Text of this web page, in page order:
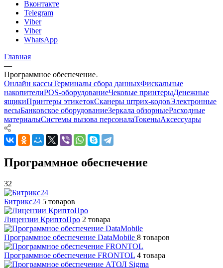
Вконтакте
Telegram
Viber
Viber
WhatsApp
Главная
—
Программное обеспечение
Онлайн кассыТерминалы сбора данныхФискальные
накопителиPOS-оборудованиеЧековые принтерыДенежные
ящикиПринтеры этикетокСканеры штрих-кодовЭлектронные
весыБанковское оборудованиеЗеркала обзорныеРасходные
материалыСистемы вызова персоналаТокеныАксессуары
Программное обеспечение
32
Битрикс24 5 товаров
Лицензии КриптоПро 2 товара
Программное обеспечение DataMobile 8 товаров
Программное обеспечение FRONTOL 4 товара